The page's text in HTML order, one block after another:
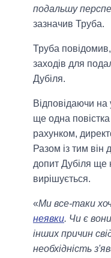
подальшу
зазначив Труба.
Труба
заходів для
Дубіля.
Відповідаючи
ще одна
рахунком,
Разом із тим він
допит Дубіля ще
вирішується.
«Ми все-таки
неявки. Чи є
інших причин
необхідність